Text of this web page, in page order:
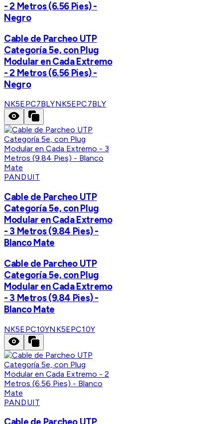
- 2 Metros (6.56 Pies) -
Negro
Cable de Parcheo UTP
Categoría 5e, con Plug
Modular en Cada Extremo
- 2 Metros (6.56 Pies) -
Negro
NK5EPC7BLYNK5EPC7BLY
PANDUIT
Cable de Parcheo UTP
Categoría 5e, con Plug
Modular en Cada Extremo
- 3 Metros (9.84 Pies) -
Blanco Mate
Cable de Parcheo UTP
Categoría 5e, con Plug
Modular en Cada Extremo
- 3 Metros (9.84 Pies) -
Blanco Mate
NK5EPC10YNK5EPC10Y
PANDUIT